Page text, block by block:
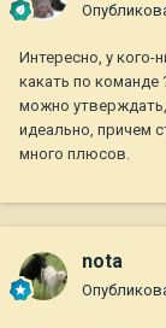
Интересно, у кого-
какать по команде
можно
идеально, причем
много плюсов.
nota